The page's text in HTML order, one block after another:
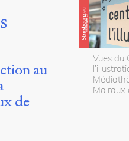
au
de
Vues du
Malraux